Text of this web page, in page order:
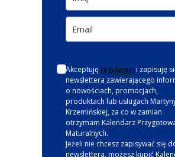
Akceptuję regulamin i zapisuję
newslettera zawierającego
o nowościach, promocjach,
produktach lub usługach
Krzemińskiej, za co w zamian
otrzymam Kalendarz
Maturalnych.
Jeżeli nie chcesz zapisywać się
newslettera, możesz kupić